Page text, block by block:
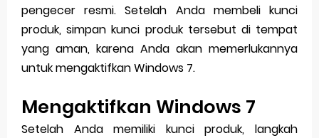
pengecer resmi. Setelah Anda membeli kunci
produk, simpan kunci produk tersebut di tempat
yang aman, karena Anda akan memerlukannya
untuk mengaktifkan Windows 7.
Mengaktifkan Windows 7
Setelah Anda memiliki kunci produk, langkah